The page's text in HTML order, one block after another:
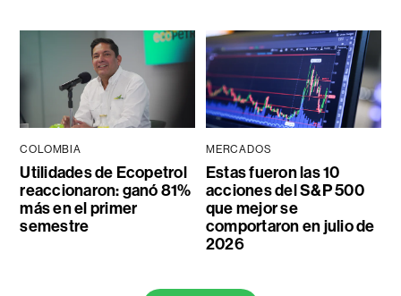
COLOMBIA
Utilidades de Ecopetrol
reaccionaron: ganó 81%
más en el primer
semestre
MERCADOS
Estas fueron las 10
acciones del S&P 500
que mejor se
comportaron en julio de
2026